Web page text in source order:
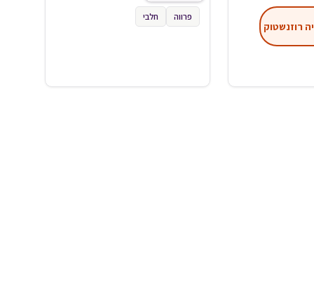
רוזנשטוק
פרווה חלבי